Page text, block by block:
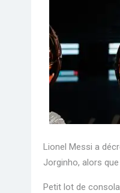
Lionel Messi a
Jorginho, alors
Petit lot de